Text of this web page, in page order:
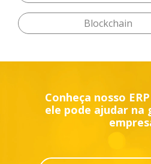
Blockchain
Conheça nosso
ele pode ajudar na